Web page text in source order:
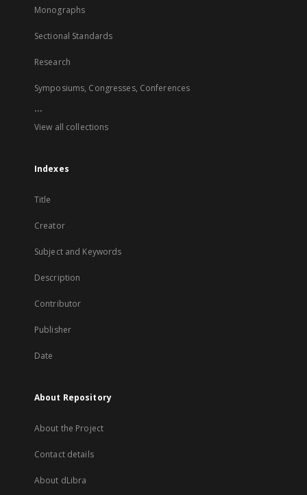
Monographs
Sectional Standards
Research
Symposiums, Congresses, Conferences
...
View all collections
Indexes
Title
Creator
Subject and Keywords
Description
Contributor
Publisher
Date
About Repository
About the Project
Contact details
About dLibra